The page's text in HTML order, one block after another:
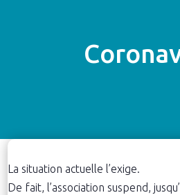
La situation actuelle l’exige.
De fait, l’association suspend,